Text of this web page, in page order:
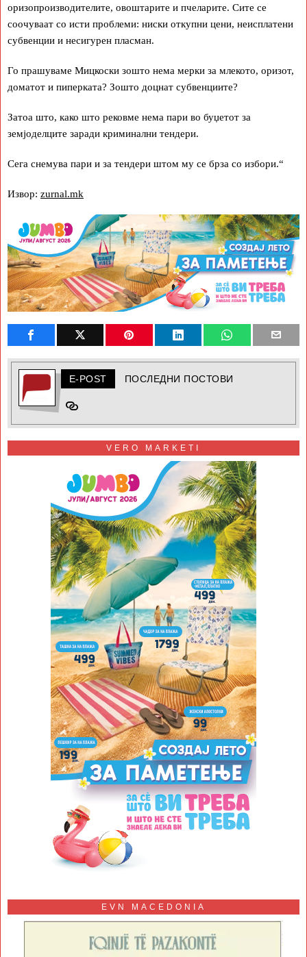
оризопроизводителите, овоштарите и пчеларите. Сите се
соочуваат со исти проблеми: ниски откупни цени, неисплатени
субвенции и несигурен пласман.
Го прашуваме Мицкоски зошто нема мерки за млекото, оризот,
доматот и пиперката? Зошто доцнат субвенциите?
Затоа што, како што рековме нема пари во буџетот за
земјоделците заради криминални тендери.
Сега снемува пари и за тендери штом му се брза со избори.“
Извор: zurnal.mk
E-POST ПОСЛЕДНИ ПОСТОВИ
VERO MARKETI
EVN MACEDONIA